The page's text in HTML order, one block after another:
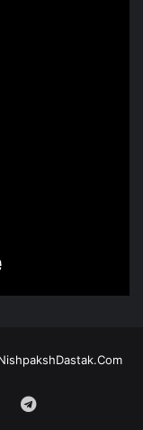
Telegram